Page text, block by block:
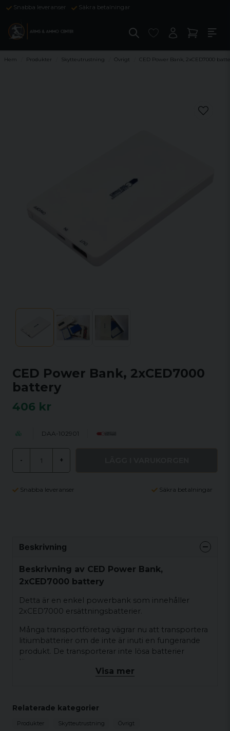
Snabba leveranser Säkra betalningar
Hem Produkter Skytteutrustning Övrigt CED Power Bank, 2xCED7000
CED Power Bank, 2xCED7000
battery
406 kr
DAA-102901
- +
Snabba leveranser Säkra betalningar
Beskrivning
Beskrivning av CED Power Bank,
2xCED7000 battery
Detta är en enkel powerbank som innehåller
2xCED7000 ersättningsbatterier.
Många transportföretag vägrar nu att transportera
litiumbatterier om de inte är inuti en fungerande
produkt. De transporterar inte lösa batterier
längre.
Öppna den och ta ut de två batterierna för att
Visa mer
Relaterade kategorier
Produkter Skytteutrustning Övrigt